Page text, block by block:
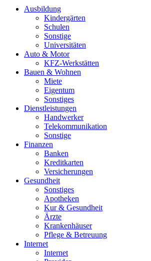
Ausbildung
Kindergärten
Schulen
Sonstige
Universitäten
Auto & Motor
KFZ-Werkstätten
Bauen & Wohnen
Miete
Eigentum
Sonstiges
Dienstleistungen
Handwerker
Telekommunikation
Sonstige
Finanzen
Banken
Kreditkarten
Versicherungen
Gesundheit
Sonstiges
Apotheken
Kur & Gesundheit
Ärzte
Krankenhäuser
Pflege & Betreuung
Internet
Internet